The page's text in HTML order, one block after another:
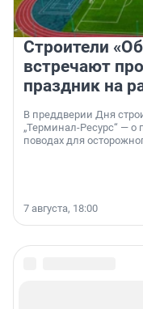
Строители
встречают
праздник на
В преддверии Дня
„Терминал-Ресурс“ —
поводах для
7 августа, 18:00